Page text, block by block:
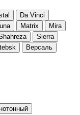
Da Vinci
Matrix
Mira
Sierra
Версаль